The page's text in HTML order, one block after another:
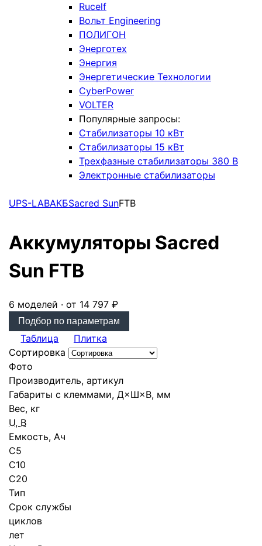
Rucelf
Вольт Engineering
ПОЛИГОН
Энерготех
Энергия
Энергетические Технологии
CyberPower
VOLTER
Популярные запросы:
Стабилизаторы 10 кВт
Стабилизаторы 15 кВт
Трехфазные стабилизаторы 380 В
Электронные стабилизаторы
UPS-LABАКБSacred SunFTB
Аккумуляторы Sacred
Sun FTB
6 моделей · от 14 797 ₽
Подбор по параметрам
Таблица
Плитка
Сортировка
Фото
Производитель, артикул
Габариты с клеммами, Д×Ш×В, мм
Вес, кг
U, В
Емкость, Ач
С5
C10
C20
Тип
Срок службы
циклов
лет